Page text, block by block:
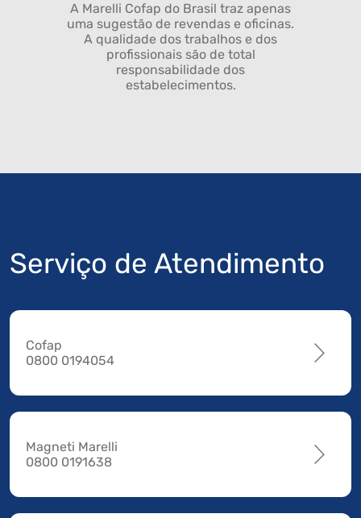
A Marelli Cofap do Brasil traz apenas
uma sugestão de revendas e oficinas.
A qualidade dos trabalhos e dos
profissionais são de total
responsabilidade dos
estabelecimentos.
Serviço de Atendimento
Cofap
0800 0194054
Magneti Marelli
0800 0191638